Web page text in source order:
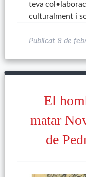
teva
culturalment i
Publicat 8 de
El
matar
de